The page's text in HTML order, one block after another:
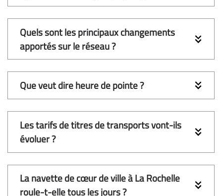
Quels sont les principaux changements
apportés sur le réseau ?
Que veut dire heure de pointe ?
Les tarifs de titres de transports vont-ils
évoluer ?
La navette de cœur de ville à La Rochelle
roule-t-elle tous les jours ?